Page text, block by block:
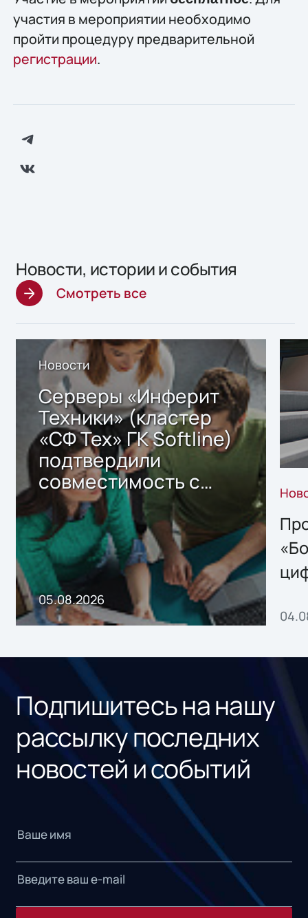
участия в мероприятии необходимо
пройти процедуру предварительной
регистрации.
Новости, истории и события
Смотреть все
Новости
Серверы «Инферит
Техники» (кластер
«СФ Тех» ГК Softline)
подтвердили
совместимость с
решением Sharx
Storage 2.x для
хранения данных
05.08.2026
Подпишитесь на нашу
рассылку последних
новостей и событий